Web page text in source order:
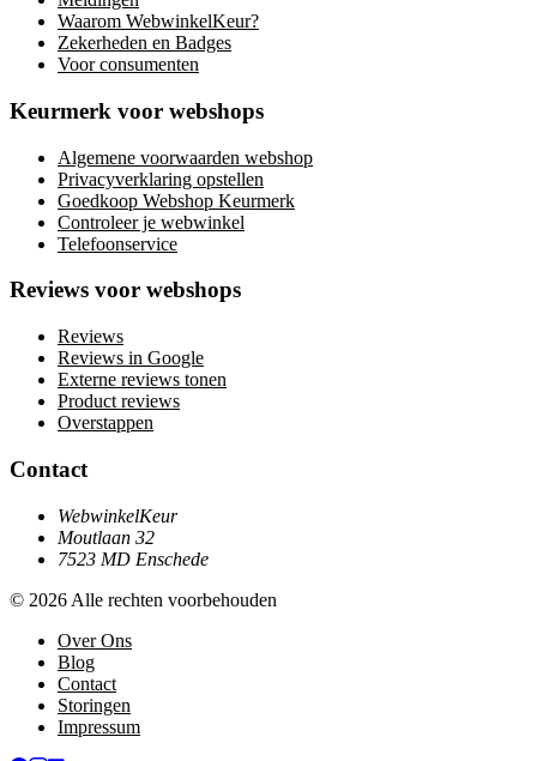
Waarom WebwinkelKeur?
Zekerheden en Badges
Voor consumenten
Keurmerk voor webshops
Algemene voorwaarden webshop
Privacyverklaring opstellen
Goedkoop Webshop Keurmerk
Controleer je webwinkel
Telefoonservice
Reviews voor webshops
Reviews
Reviews in Google
Externe reviews tonen
Product reviews
Overstappen
Contact
WebwinkelKeur
Moutlaan 32
7523 MD Enschede
© 2026 Alle rechten voorbehouden
Over Ons
Blog
Contact
Storingen
Impressum